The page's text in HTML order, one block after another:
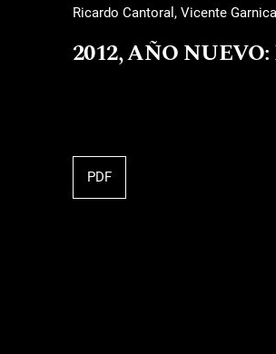
Ricardo Cantoral, Vicente Garnica
2012, AÑO
PDF